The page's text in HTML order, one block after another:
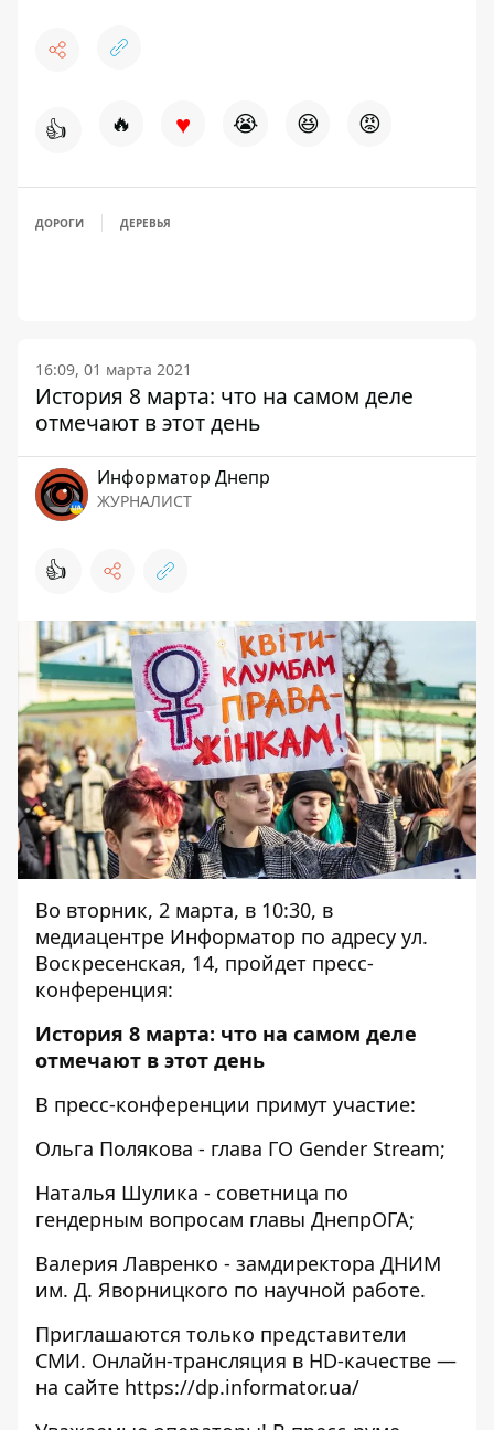
👍 🔥 ♥ 😭 😆 😡
ДОРОГИ ДЕРЕВЬЯ
16:09, 01 марта 2021
История 8 марта: что на самом деле
отмечают в этот день
Информатор Днепр
ЖУРНАЛИСТ
👍
Во вторник, 2 марта, в 10:30, в
медиацентре Информатор по адресу ул.
Воскресенская, 14, пройдет пресс-
конференция:
История 8 марта: что на самом деле
отмечают в этот день
В пресс-конференции примут участие:
Ольга Полякова - глава ГО Gender Stream;
Наталья Шулика - советница по
гендерным вопросам главы ДнепрОГА;
Валерия Лавренко - замдиректора ДНИМ
им. Д. Яворницкого по научной работе.
Приглашаются только представители
СМИ. Онлайн-трансляция в HD-качестве —
на сайте https://dp.informator.ua/